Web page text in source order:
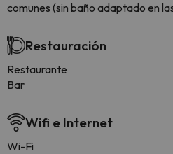
comunes (sin baño adaptado en
Restauración
Restaurante
Bar
Wifi e Internet
Wi-Fi